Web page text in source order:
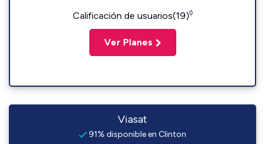
Calificación de usuarios(19)◊
Ver Planes
Viasat
91% disponible en Clinton